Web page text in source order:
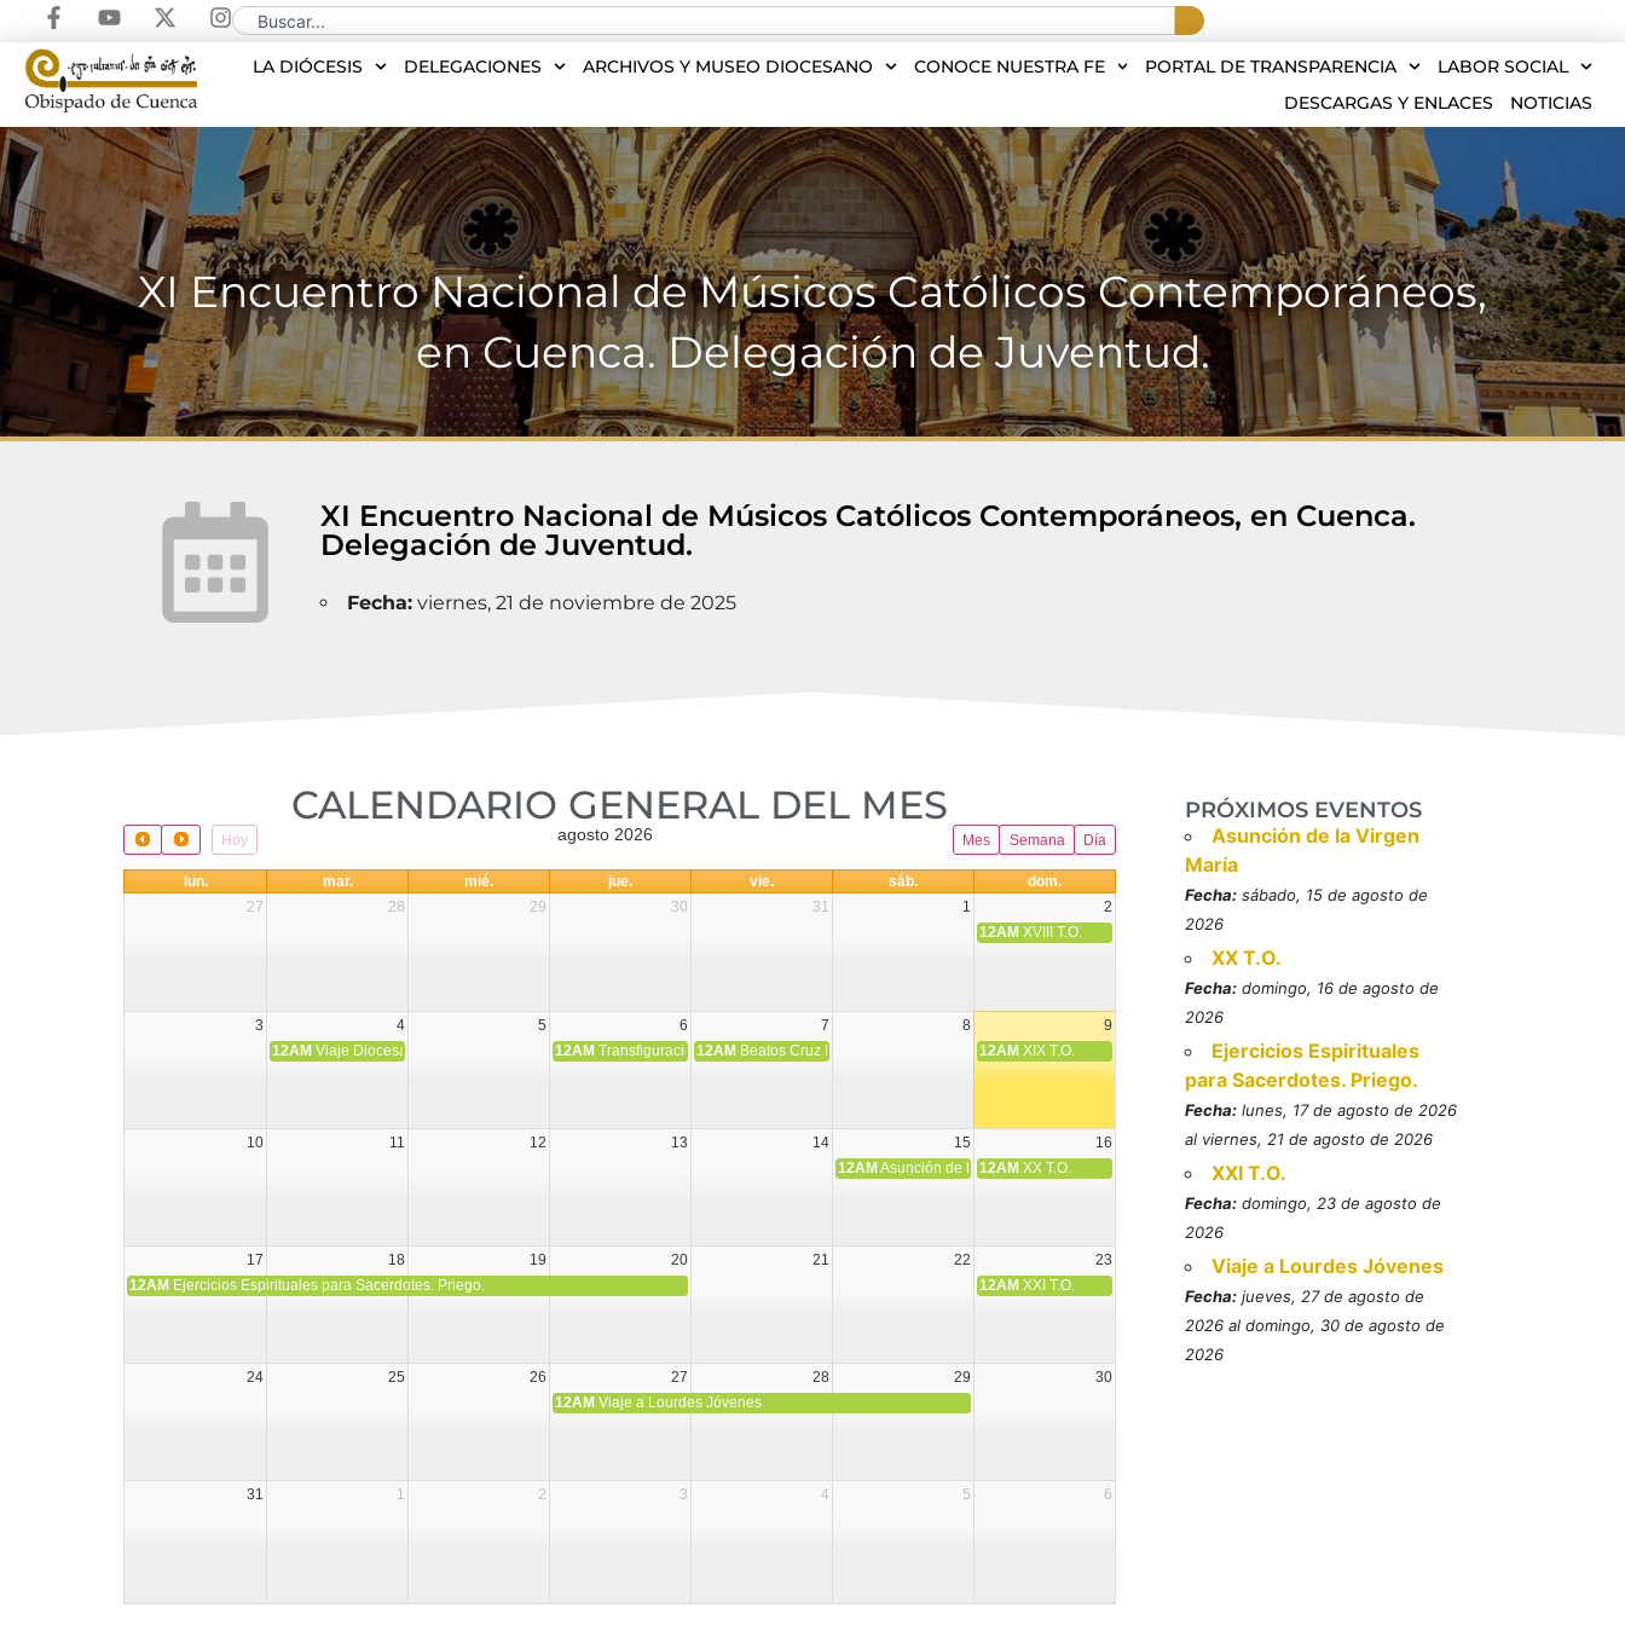
LA DIÓCESIS DELEGACIONES ARCHIVOS Y MUSEO DIOCESANO CONOCE NUESTRA FE PORTAL DE TRANSPARENCIA
LABOR SOCIAL
DESCARGAS Y ENLACES
NOTICIAS
XI Encuentro Nacional de Músicos Católicos Contemporáneos,
en Cuenca. Delegación de Juventud.
XI Encuentro Nacional de Músicos Católicos Contemporáneos, en Cuenca.
Delegación de Juventud.
Fecha:viernes, 21 de noviembre de 2025
CALENDARIO GENERAL DEL MES​
Hoy Mes Semana Día
agosto 2026
lun. mar. mié. jue. vie. sáb.
dom.
27
28 29 30 31 1
2
12AM XVIII T.O.
3 4 5 6 7 8
9
12AM Viaje Diocesano a Japón. 12AM Transfiguración del Señor
12AM Beatos Cruz Laplana, obispo, y Fernando Español, presbítero, mártires (MO)
12AM XIX T.O.
10 11 12 13 14 15
16
12AM Asunción de la Virgen María
12AM XX T.O.
17 18 19 20 21 22
23
12AM Ejercicios Espirituales para Sacerdotes. Priego. 12AM XXI T.O.
24 25 26 27 28 29
30
12AM Viaje a Lourdes Jóvenes
31 1 2 3 4 5 6
PRÓXIMOS EVENTOS
Asunción de la Virgen
María
Fecha: sábado, 15 de agosto de
2026
XX T.O.
Fecha: domingo, 16 de agosto de
2026
Ejercicios Espirituales
para Sacerdotes. Priego.
Fecha: lunes, 17 de agosto de 2026
al viernes, 21 de agosto de 2026
XXI T.O.
Fecha: domingo, 23 de agosto de
2026
Viaje a Lourdes Jóvenes
Fecha: jueves, 27 de agosto de
2026 al domingo, 30 de agosto de
2026